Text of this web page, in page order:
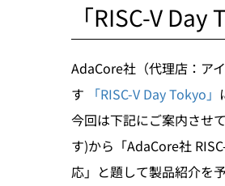
「RISC-V
AdaCore社（代理店：ア
す 「RISC-V Day Tokyo」
今回は下記にご案内させ
す)から「AdaCore社
応」と題して製品紹介を